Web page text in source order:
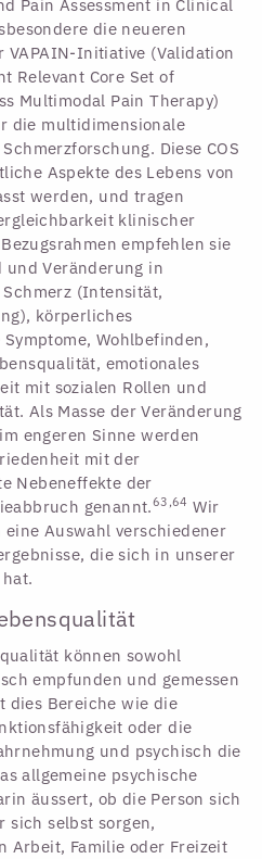
Pain Assessment in Clinical
die neueren
VAPAIN-Initiative (Validation
Relevant Core Set of
Multimodal Pain Therapy)
die multidimensionale
Diese COS
Aspekte des Lebens von
werden, und tragen
klinischer
empfehlen sie
und Veränderung in
(Intensität,
körperliches
Wohlbefinden,
emotionales
mit sozialen Rollen und
Als Masse der Veränderung
engeren Sinne werden
mit der
Nebeneffekte der
genannt.63,64 Wir
Auswahl verschiedener
die sich in unserer
können sowohl
empfunden und gemessen
Bereiche wie die
oder die
und psychisch die
allgemeine psychische
äussert, ob die Person sich
sich selbst sorgen,
Arbeit, Familie oder Freizeit